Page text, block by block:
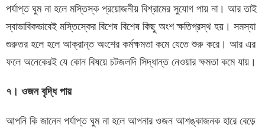
পর্যাপ্ত ঘুম না হলে মস্তিস্ক প্রয়োজনীয় বিশ্রামের সুযোগ পায় না। আর তাই
স্বাভাবিকভাবেই মস্তিস্কের বিশেষ বিশেষ কিছু অংশ ক্ষতিগ্রস্থ হয়। সমস্যা
গুরুতর হলে হলে আক্রান্ত অংশের কর্মক্ষমতা কমে যেতে শুরু করে। আর এর
ফলে অনেকেরই যে কোন বিষয়ে চটজলদি সিদ্ধান্ত নেওয়ার ক্ষমতা কমে যায়।
৭। ওজন বৃদ্ধি পায়
আপনি কি জানেন পর্যাপ্ত ঘুম না হলে আপনার ওজন আশঙ্কাজনক হারে বেড়ে